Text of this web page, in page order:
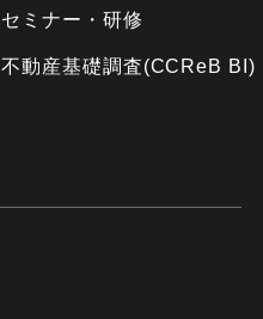
セミナー・研修
不動産基礎調査(CCReB BI)